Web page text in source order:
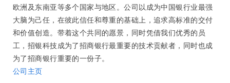
欧洲及东南亚等多个国家与地区。公司以成为中国银行业最强
大脑为己任，在彼此信任和尊重的基础上，追求高标准的交付
和价值创造。带着这个共同的愿景，同时凭借我们优秀的员
工，招银科技成为了招商银行最重要的技术贡献者，同时也成
为了招商银行重要的一份子。
公司主页